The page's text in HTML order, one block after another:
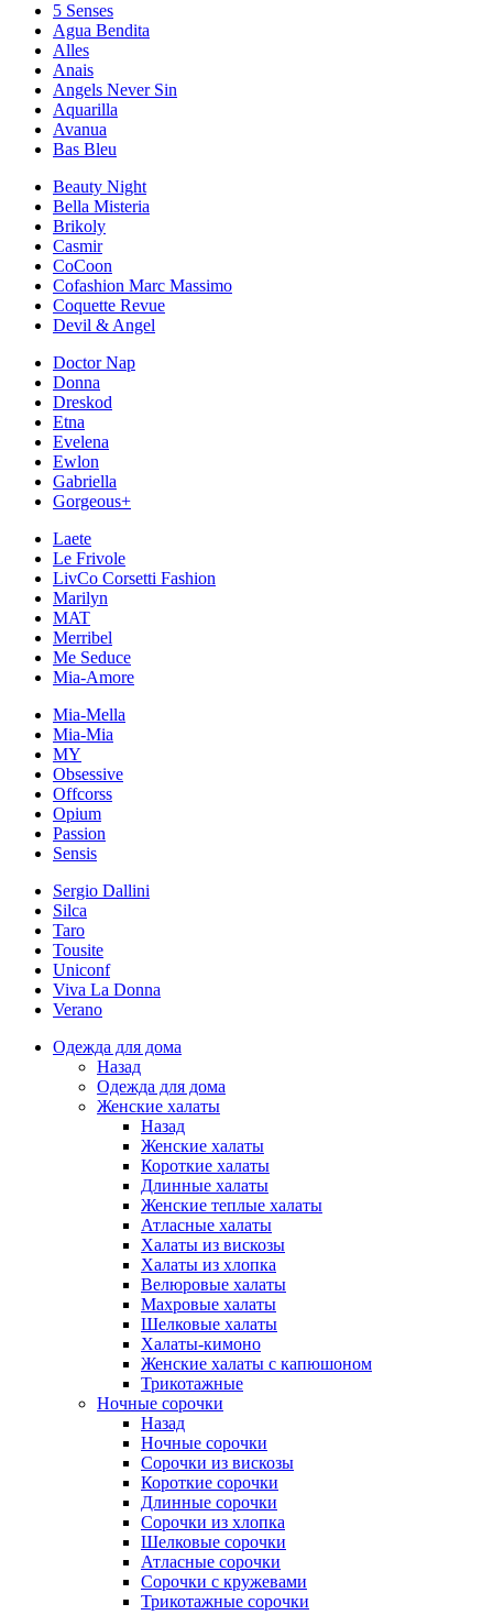
5 Senses
Agua Bendita
Alles
Anais
Angels Never Sin
Aquarilla
Avanua
Bas Bleu
Beauty Night
Bella Misteria
Brikoly
Casmir
CoCoon
Cofashion Marc Massimo
Coquette Revue
Devil & Angel
Doctor Nap
Donna
Dreskod
Etna
Evelena
Ewlon
Gabriella
Gorgeous+
Laete
Le Frivole
LivCo Corsetti Fashion
Marilyn
MAT
Merribel
Me Seduce
Mia-Amore
Mia-Mella
Mia-Mia
MY
Obsessive
Offcorss
Opium
Passion
Sensis
Sergio Dallini
Silca
Taro
Tousite
Uniconf
Viva La Donna
Verano
Одежда для дома
Назад
Одежда для дома
Женские халаты
Назад
Женские халаты
Короткие халаты
Длинные халаты
Женские теплые халаты
Атласные халаты
Халаты из вискозы
Халаты из хлопка
Велюровые халаты
Махровые халаты
Шелковые халаты
Халаты-кимоно
Женские халаты с капюшоном
Трикотажные
Ночные сорочки
Назад
Ночные сорочки
Сорочки из вискозы
Короткие сорочки
Длинные сорочки
Сорочки из хлопка
Шелковые сорочки
Атласные сорочки
Сорочки с кружевами
Трикотажные сорочки